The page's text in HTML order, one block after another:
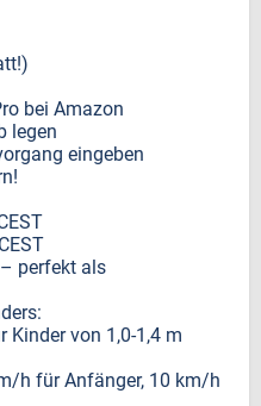
bei Amazon
legen
eingeben
perfekt als
Kinder von 1,0-1,4 m
h für Anfänger, 10 km/h